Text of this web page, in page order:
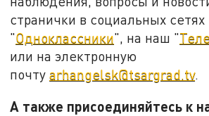
странички в социальных сетях
"Одноклассники", на наш "
или на электронную
почтуarhangelsk@tsargrad.tv.
А также присоединяйтесь к